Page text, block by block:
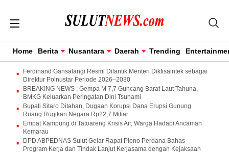
Home Berita Nusantara Daerah Trending
Ferdinand Gansalangi Resmi Dilantik Menteri Diktisaintek sebagai
Direktur Polnustar Periode 2026–2030
BREAKING NEWS : Gempa M 7,7 Guncang Barat Laut Tahuna,
BMKG Keluarkan Peringatan Dini Tsunami
Bupati Sitaro Ditahan, Dugaan Korupsi Dana Erupsi Gunung
Ruang Rugikan Negara Rp22,7 Miliar
Empat Kampung di Tatoareng Krisis Air, Warga Hadapi Ancaman
Kemarau
DPD ABPEDNAS Sulut Gelar Rapat Pleno Perdana Bahas
Program Kerja dan Tindak Lanjut Kerjasama dengan Kejaksaan